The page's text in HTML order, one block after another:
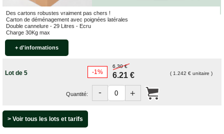
Protection
Sac
fourre-
tout,
sachet
à
Profilés,
Vaisselles
Des cartons robustes vraiment pas chers !
Carton de déménagement avec poignées latérales
Double cannelure - 29 Litres - Ecru
Charge 30Kg max
+ d'informations
Lot de 5 -1%
6.30 €
6.21 € ( 1.242 € unitaire )
Quantité: +
-
> Voir tous les lots et tarifs